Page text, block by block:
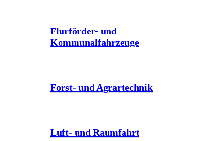
Flurförder- und
Kommunalfahrzeuge
Forst- und Agrartechnik
Luft- und Raumfahrt